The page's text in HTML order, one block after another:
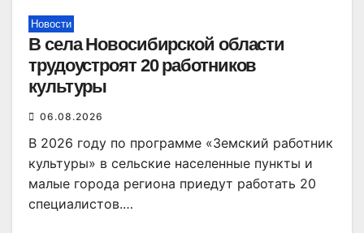
Новости
В села Новосибирской области
трудоустроят 20 работников
культуры
06.08.2026
В 2026 году по программе «Земский работник
культуры» в сельские населенные пункты и
малые города региона приедут работать 20
специалистов.…